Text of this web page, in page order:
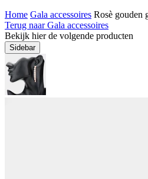
Home Gala accessoires Rosè gouden
Terug naar Gala accessoires
Bekijk hier de volgende producten
Sidebar